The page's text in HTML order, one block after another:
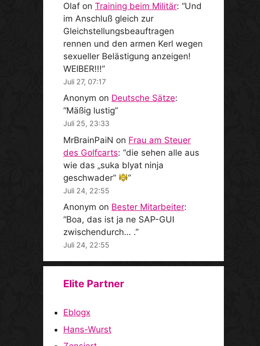
Olaf on Training beim Militär: “Und
im Anschluß gleich zur
Gleichstellungsbeauftragen
rennen und den armen Kerl wegen
sexueller Belästigung anzeigen!
WEIBER!!!”
Juli 27, 07:17
Anonym on Deutsche Sätze:
“Mäßig lustig”
Juli 25, 23:33
MrBrainPaiN on Frau am Steuer
des Golfcarts: “die sehen alle aus
wie das „suka blyat ninja
geschwader“
”
Juli 24, 22:55
Anonym on Bester Mitarbeiter:
“Boa, das ist ja ne SAP-GUI
zwischendurch… .”
Juli 24, 22:55
Elite Partner
Eblogx
Hans-Wurst